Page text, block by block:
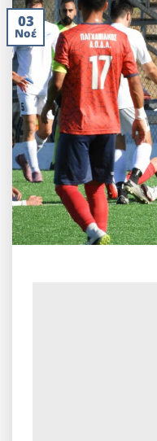
03
Νοέ